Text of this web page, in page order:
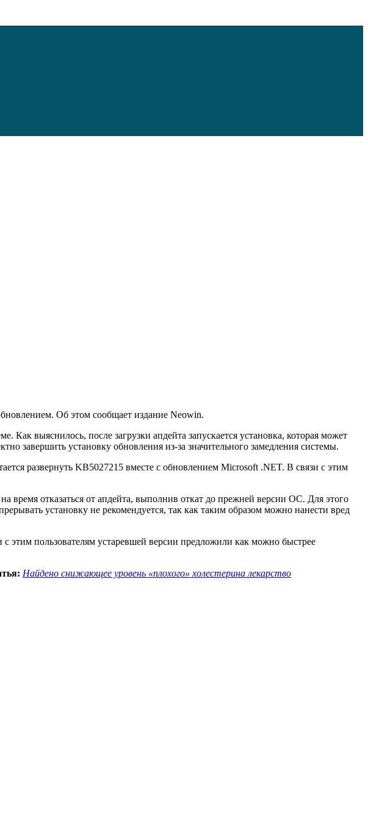
Об этом сообщает издание Neowin.
выяснилось, после загрузки апдейта запускается установка, которая может
завершить установку обновления из-за значительного замедления системы.
развернуть KB5027215 вместе с обновлением Microsoft .NET. В связи с этим
время отказаться от апдейта, выполнив откат до прежней версии ОС. Для этого
установку не рекомендуется, так как таким образом можно нанести вред
этим пользователям устаревшей версии предложили как можно быстрее
Найдено снижающее уровень «плохого» холестерина лекарство